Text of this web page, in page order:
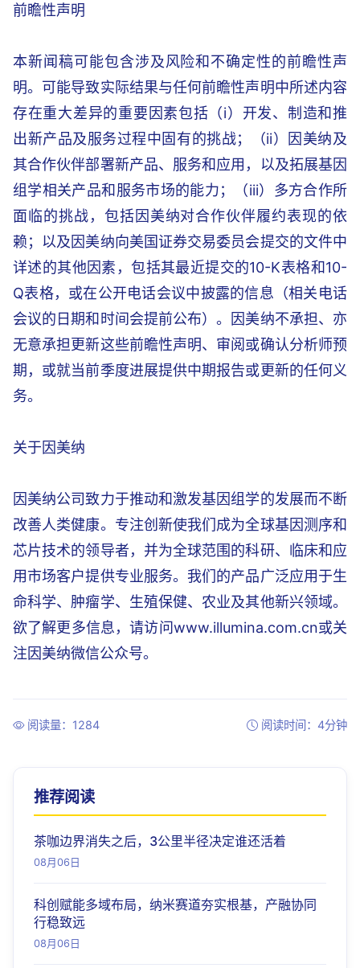
前瞻性声明
本新闻稿可能包含涉及风险和不确定性的前瞻性声
明。可能导致实际结果与任何前瞻性声明中所述内容
存在重大差异的重要因素包括（i）开发、制造和推
出新产品及服务过程中固有的挑战；（ii）因美纳及
其合作伙伴部署新产品、服务和应用，以及拓展基因
组学相关产品和服务市场的能力；（iii）多方合作所
面临的挑战，包括因美纳对合作伙伴履约表现的依
赖；以及因美纳向美国证券交易委员会提交的文件中
详述的其他因素，包括其最近提交的10-K表格和10-
Q表格，或在公开电话会议中披露的信息（相关电话
会议的日期和时间会提前公布）。因美纳不承担、亦
无意承担更新这些前瞻性声明、审阅或确认分析师预
期，或就当前季度进展提供中期报告或更新的任何义
务。
关于因美纳
因美纳公司致力于推动和激发基因组学的发展而不断
改善人类健康。专注创新使我们成为全球基因测序和
芯片技术的领导者，并为全球范围的科研、临床和应
用市场客户提供专业服务。我们的产品广泛应用于生
命科学、肿瘤学、生殖保健、农业及其他新兴领域。
欲了解更多信息，请访问www.illumina.com.cn或关
注因美纳微信公众号。
阅读量：1284 阅读时间：4分钟
推荐阅读
茶咖边界消失之后，3公里半径决定谁还活着
08月06日
科创赋能多域布局，纳米赛道夯实根基，产融协同
行稳致远
08月06日